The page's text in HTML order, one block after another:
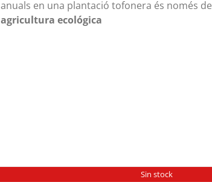
anuals en una plantació tofonera és només
agricultura ecológica
Sin stock